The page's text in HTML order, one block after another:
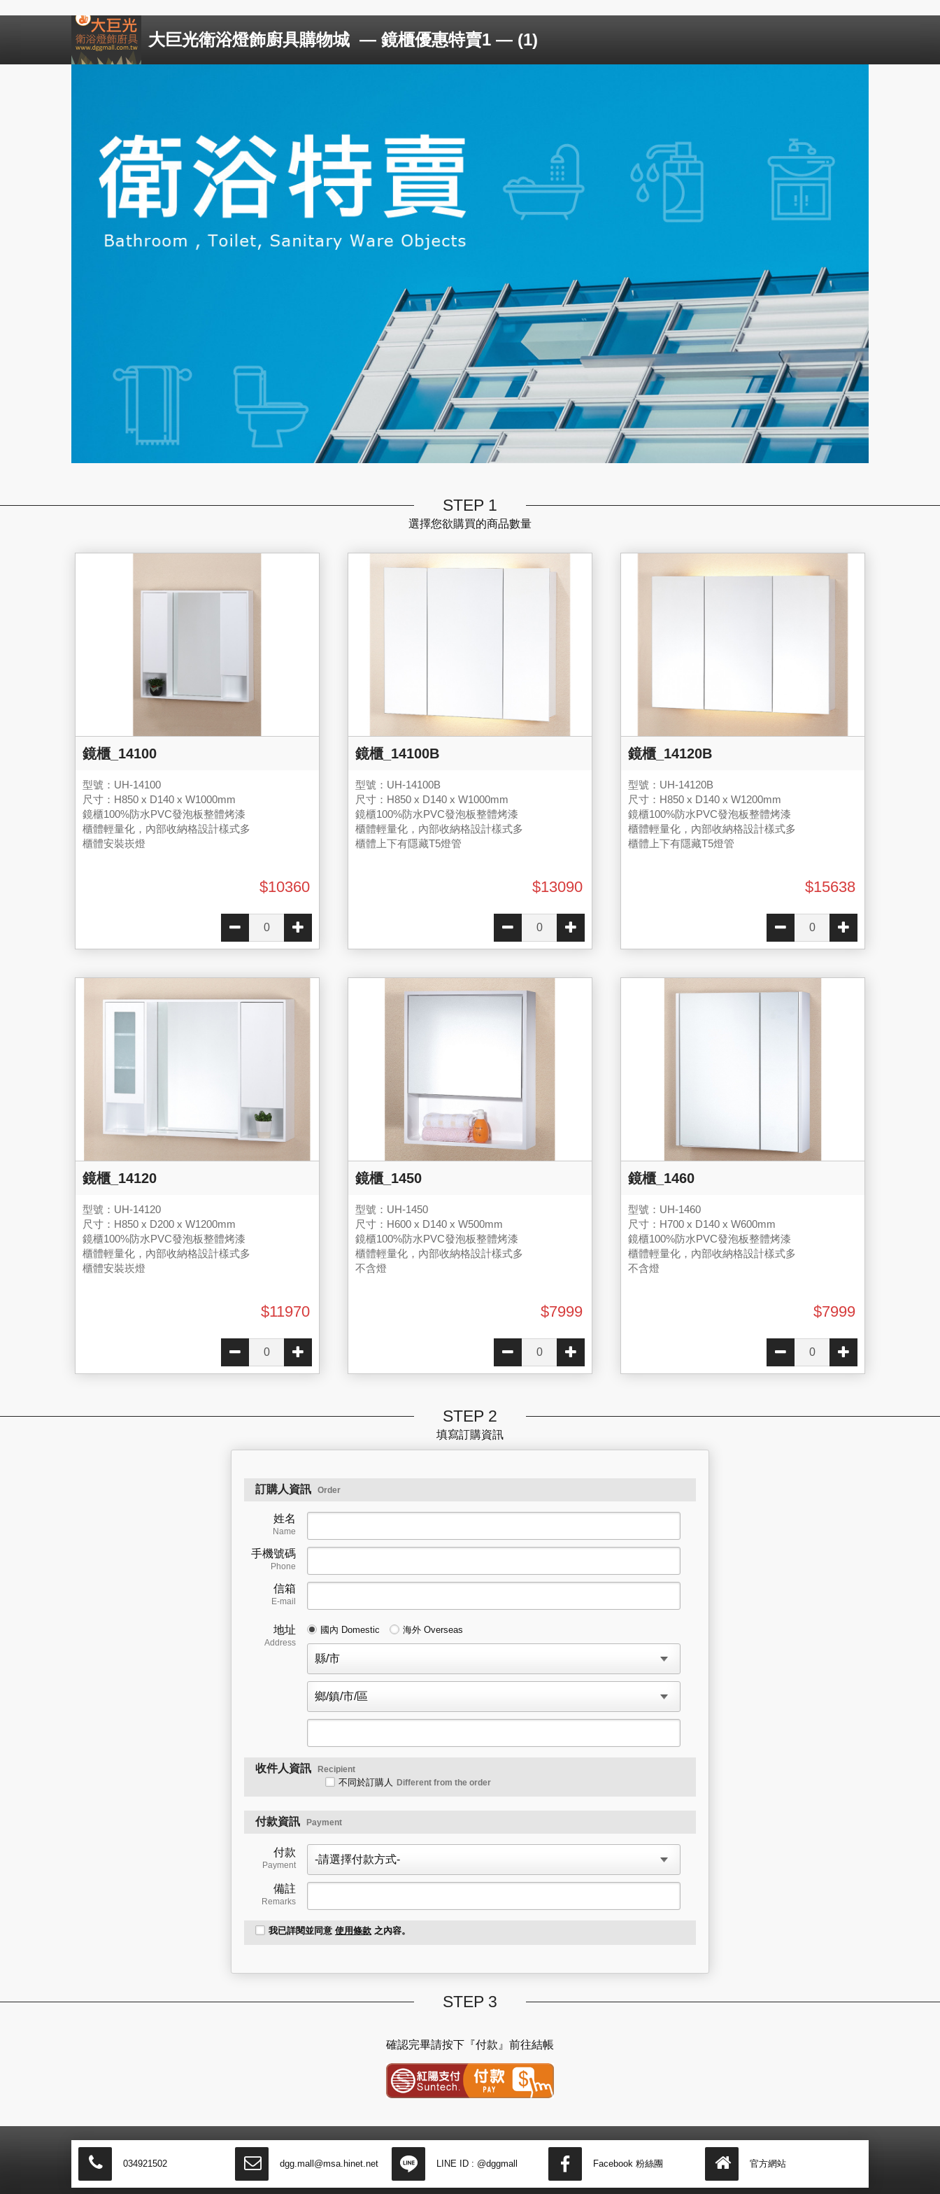
大巨光衛浴燈飾廚具購物城 — 鏡櫃優惠特賣1 — (1)
STEP 1
選擇您欲購買的商品數量
鏡櫃_14100
型號：UH-14100
尺寸：H850 x D140 x W1000mm
鏡櫃100%防水PVC發泡板整體烤漆
櫃體輕量化，內部收納格設計樣式多
櫃體安裝崁燈
$10360
鏡櫃_14100B
型號：UH-14100B
尺寸：H850 x D140 x W1000mm
鏡櫃100%防水PVC發泡板整體烤漆
櫃體輕量化，內部收納格設計樣式多
櫃體上下有隱藏T5燈管
$13090
鏡櫃_14120B
型號：UH-14120B
尺寸：H850 x D140 x W1200mm
鏡櫃100%防水PVC發泡板整體烤漆
櫃體輕量化，內部收納格設計樣式多
櫃體上下有隱藏T5燈管
$15638
鏡櫃_14120
型號：UH-14120
尺寸：H850 x D200 x W1200mm
鏡櫃100%防水PVC發泡板整體烤漆
櫃體輕量化，內部收納格設計樣式多
櫃體安裝崁燈
$11970
鏡櫃_1450
型號：UH-1450
尺寸：H600 x D140 x W500mm
鏡櫃100%防水PVC發泡板整體烤漆
櫃體輕量化，內部收納格設計樣式多
不含燈
$7999
鏡櫃_1460
型號：UH-1460
尺寸：H700 x D140 x W600mm
鏡櫃100%防水PVC發泡板整體烤漆
櫃體輕量化，內部收納格設計樣式多
不含燈
$7999
STEP 2
填寫訂購資訊
訂購人資訊 Order
姓名
Name
手機號碼
Phone
信箱
E-mail
地址
Address
國內 Domestic 海外 Overseas
收件人資訊 Recipient
不同於訂購人 Different from the order
付款資訊 Payment
付款
Payment
備註
Remarks
我已詳閱並同意 使用條款 之內容。
STEP 3
確認完畢請按下『付款』前往結帳
紅陽金流付款
034921502 dgg.mall@msa.hinet.net LINE ID : @dggmall Facebook 粉絲團 官方網站